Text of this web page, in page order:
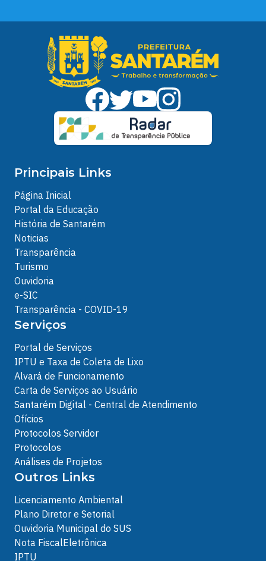
Principais Links
Página Inicial
Portal da Educação
História de Santarém
Noticias
Transparência
Turismo
Ouvidoria
e-SIC
Transparência - COVID-19
Serviços
Portal de Serviços
IPTU e Taxa de Coleta de Lixo
Alvará de Funcionamento
Carta de Serviços ao Usuário
Santarém Digital - Central de Atendimento
Ofícios
Protocolos Servidor
Protocolos
Análises de Projetos
Outros Links
Licenciamento Ambiental
Plano Diretor e Setorial
Ouvidoria Municipal do SUS
Nota FiscalEletrônica
IPTU